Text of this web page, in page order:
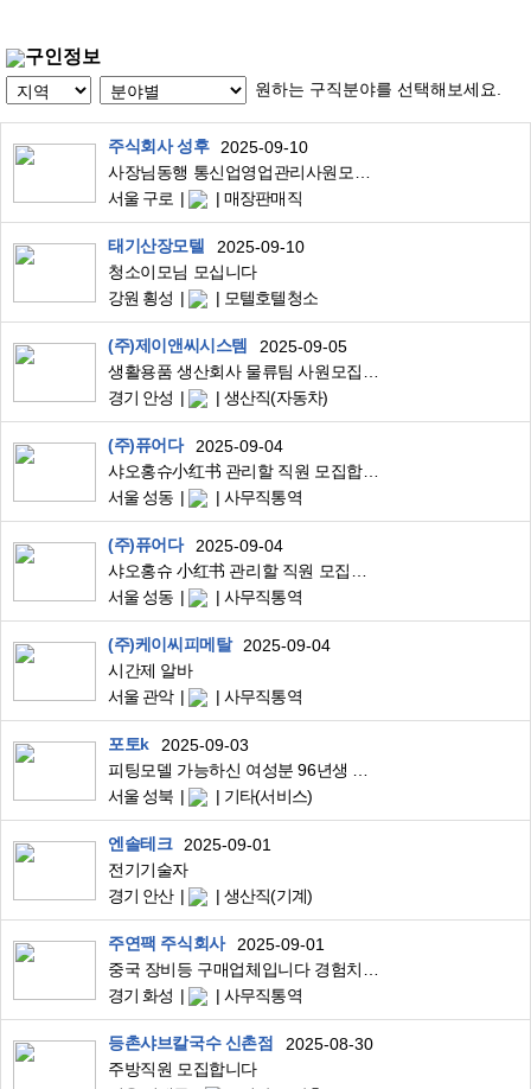
구인정보
원하는 구직분야를 선택해보세요.
주식회사 성후
2025-09-10
서울 구로
매장판매직
태기산장모텔
2025-09-10
청소이모님 모십니다
강원 횡성
모텔호텔청소
(주)제이앤씨시스템
2025-09-05
경기 안성
생산직(자동차)
(주)퓨어다
2025-09-04
샤오홍슈小红书 관리할 직원 모집합니다.
서울 성동
사무직통역
(주)퓨어다
2025-09-04
서울 성동
사무직통역
(주)케이씨피메탈
2025-09-04
시간제 알바
서울 관악
사무직통역
포토k
2025-09-03
서울 성북
기타(서비스)
엔솔테크
2025-09-01
전기기술자
경기 안산
생산직(기계)
주연팩 주식회사
2025-09-01
경기 화성
사무직통역
등촌샤브칼국수 신촌점
2025-08-30
주방직원 모집합니다